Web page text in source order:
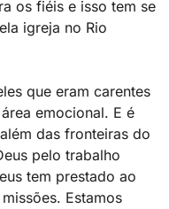
os fiéis e isso tem se
igreja no Rio
que eram carentes
emocional. E é
das fronteiras do
pelo trabalho
tem prestado ao
Estamos